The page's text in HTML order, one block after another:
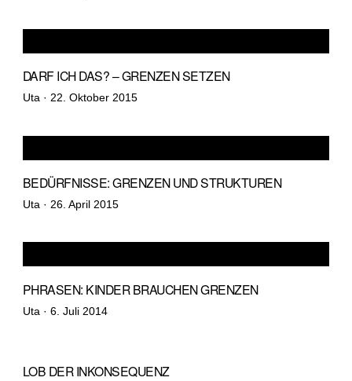
DARF ICH DAS? – GRENZEN SETZEN
Uta · Veröffentlicht
22. Oktober 2015
BEDÜRFNISSE: GRENZEN UND STRUKTUREN
Uta · Veröffentlicht
26. April 2015
PHRASEN: KINDER BRAUCHEN GRENZEN
Uta · Veröffentlicht
6. Juli 2014
LOB DER INKONSEQUENZ